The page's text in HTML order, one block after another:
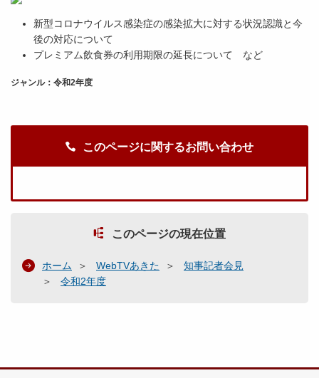
新型コロナウイルス感染症の感染拡大に対する状況認識と今
後の対応について
プレミアム飲食券の利用期限の延長について など
ジャンル：令和2年度
このページに関するお問い合わせ
このページの現在位置
ホーム WebTVあきた
知事記者会見
令和2年度